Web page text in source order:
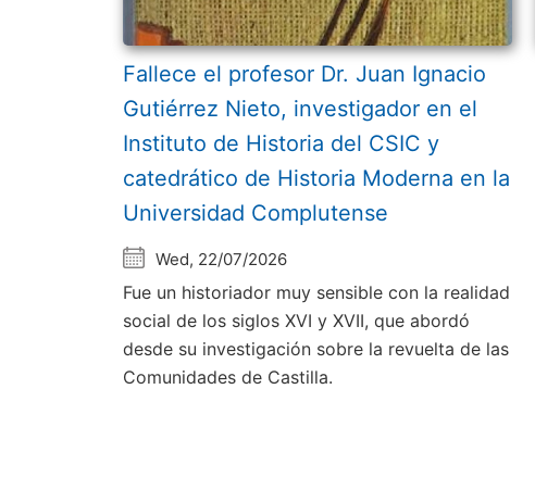
Fallece el profesor Dr. Juan Ignacio
Gutiérrez Nieto, investigador en el
Instituto de Historia del CSIC y
catedrático de Historia Moderna en la
Universidad Complutense
Wed, 22/07/2026
Fue un historiador muy sensible con la realidad
social de los siglos XVI y XVII, que abordó
desde su investigación sobre la revuelta de las
Comunidades de Castilla.